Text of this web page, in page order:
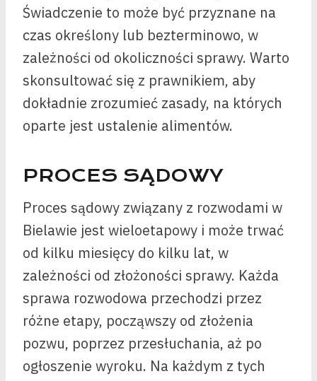
Świadczenie to może być przyznane na
czas określony lub bezterminowo, w
zależności od okoliczności sprawy. Warto
skonsultować się z prawnikiem, aby
dokładnie zrozumieć zasady, na których
oparte jest ustalenie alimentów.
PROCES SĄDOWY
Proces sądowy związany z rozwodami w
Bielawie jest wieloetapowy i może trwać
od kilku miesięcy do kilku lat, w
zależności od złożoności sprawy. Każda
sprawa rozwodowa przechodzi przez
różne etapy, począwszy od złożenia
pozwu, poprzez przesłuchania, aż po
ogłoszenie wyroku. Na każdym z tych